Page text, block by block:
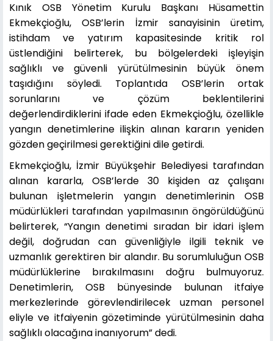
Kınık OSB Yönetim Kurulu Başkanı Hüsamettin
Ekmekçioğlu, OSB’lerin İzmir sanayisinin üretim,
istihdam ve yatırım kapasitesinde kritik rol
üstlendiğini belirterek, bu bölgelerdeki işleyişin
sağlıklı ve güvenli yürütülmesinin büyük önem
taşıdığını söyledi. Toplantıda OSB’lerin ortak
sorunlarını ve çözüm beklentilerini
değerlendirdiklerini ifade eden Ekmekçioğlu, özellikle
yangın denetimlerine ilişkin alınan kararın yeniden
gözden geçirilmesi gerektiğini dile getirdi.
Ekmekçioğlu, İzmir Büyükşehir Belediyesi tarafından
alınan kararla, OSB’lerde 30 kişiden az çalışanı
bulunan işletmelerin yangın denetimlerinin OSB
müdürlükleri tarafından yapılmasının öngörüldüğünü
belirterek, “Yangın denetimi sıradan bir idari işlem
değil, doğrudan can güvenliğiyle ilgili teknik ve
uzmanlık gerektiren bir alandır. Bu sorumluluğun OSB
müdürlüklerine bırakılmasını doğru bulmuyoruz.
Denetimlerin, OSB bünyesinde bulunan itfaiye
merkezlerinde görevlendirilecek uzman personel
eliyle ve itfaiyenin gözetiminde yürütülmesinin daha
sağlıklı olacağına inanıyorum” dedi.